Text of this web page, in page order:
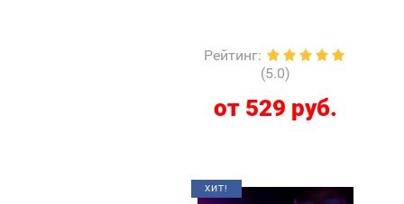
Рейтинг:
(5.0)
от 529 руб.
ХИТ!